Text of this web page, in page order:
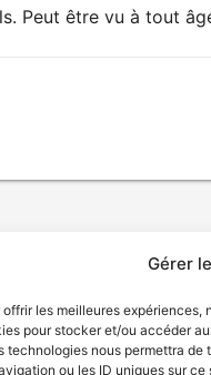
Gérer
offrir les meilleures
pour stocker et/ou accéder
technologies nous permettra de
ou les ID uniques sur
Peut être vu à tout
de services